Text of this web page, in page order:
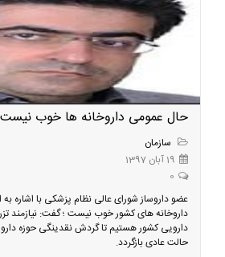
حال عمومی داروخانه ها خوب نیست
سازمان
19 آبان 1397
0
عضو داروساز شورای عالی نظام پزشکی با اشاره
داروخانه های کشور خوب نیست ؛ گفت: نیازمند
دارویی کشور هستیم تا گردش نقدینگی حوزه
حالت عادی بازگردد.